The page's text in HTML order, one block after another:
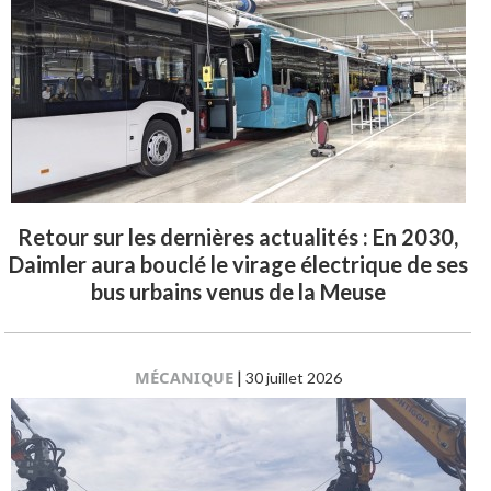
Retour sur les dernières actualités : En 2030,
Daimler aura bouclé le virage électrique de ses
bus urbains venus de la Meuse
MÉCANIQUE| 30 juillet 2026